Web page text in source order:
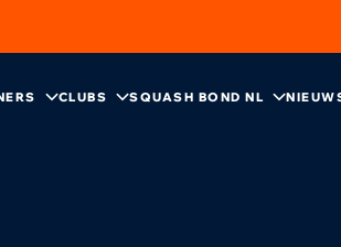
CLUBS SQUASH BOND NL